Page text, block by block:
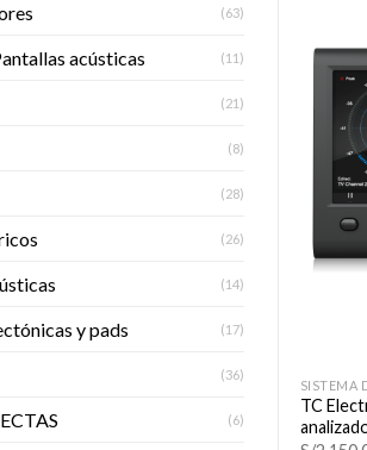
(63)
acústicas (11)
(21)
(8)
(28)
(26)
(14)
y pads (17)
(36)
(6)
SISTEMA
TC